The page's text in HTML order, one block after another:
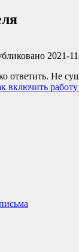
2021-
ответить. Не
включить